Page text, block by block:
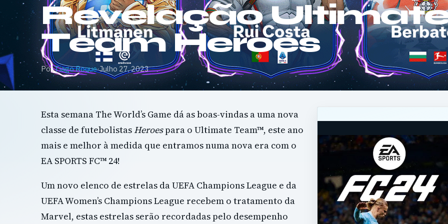
Revelação
Team Heroes
PorTiago Roque·Julho 27, 2023
Esta semana The World’s Game dá as boas-vindas a uma nova
classe de futebolistasHeroespara o Ultimate Team™, este ano
mais e melhor à medida que entramos numa nova era com o
EA SPORTS FC™ 24!
Um novo elenco de estrelas da UEFA Champions League e da
UEFA Women’s Champions League recebem o tratamento da
Marvel, estas estrelas serão recordadas pelo desempenho